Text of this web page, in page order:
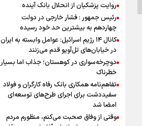
روایت پزشکیان از انحلال بانک آینده
رئیس جمهور : فشار خارجی در دولت
چهاردهم به بیشترین حد خود رسیده
کانال ۱۴ رژیم اسرائیل: عوامل وابسته به ایران
در خیابان‌های تل‌آویو قدم می‌زنند
دوچرخه‌سواری در کوهستان؛ جذاب اما بسیار
خطرناک
تفاهم‌نامه همکاری بانک رفاه کارگران و فولاد
سفیددشت برای اجرای طرح‌های توسعه‌ای
امضا شد
وقتی از وفاق صحبت می‌کنم، منظورم مردم